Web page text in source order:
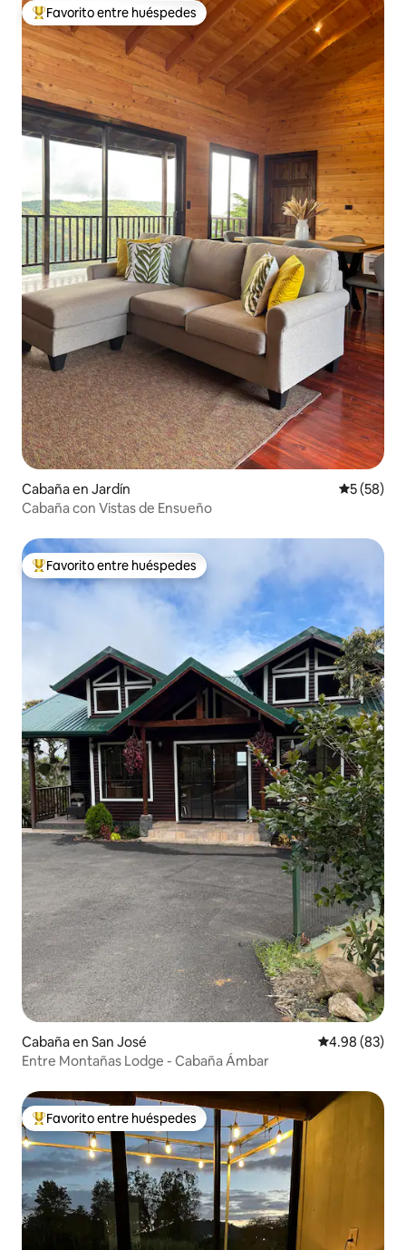
Favorito entre huéspedes preferido
Favorito entre huéspedes
Cabaña en Jardín
5 (58)
Cabaña con Vistas de Ensueño
Favorito entre huéspedes preferido
Favorito entre huéspedes
Cabaña en San José Calificación
4.98 (83)
Entre Montañas Lodge - Cabaña Ámbar
Favorito entre huéspedes preferido
Favorito entre huéspedes